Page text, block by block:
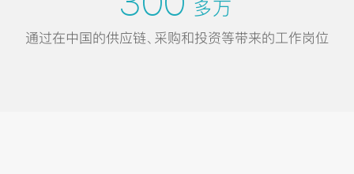
多万
通过在中国的供应链、采购和投资等带来的工作岗位